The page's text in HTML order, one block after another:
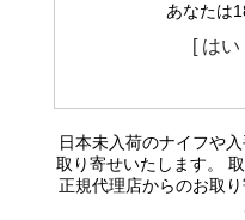
あなたは
[ はい
日本未入荷のナイフや
取り寄せいたします。
正規代理店からのお取